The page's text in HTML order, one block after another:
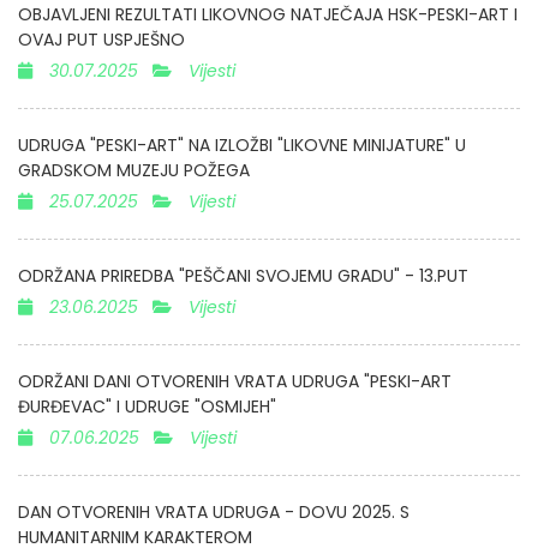
OBJAVLJENI REZULTATI LIKOVNOG NATJEČAJA HSK-PESKI-ART I
OVAJ PUT USPJEŠNO
30.07.2025
Vijesti
UDRUGA "PESKI-ART" NA IZLOŽBI "LIKOVNE MINIJATURE" U
GRADSKOM MUZEJU POŽEGA
25.07.2025
Vijesti
ODRŽANA PRIREDBA "PEŠČANI SVOJEMU GRADU" - 13.PUT
23.06.2025
Vijesti
ODRŽANI DANI OTVORENIH VRATA UDRUGA "PESKI-ART
ĐURĐEVAC" I UDRUGE "OSMIJEH"
07.06.2025
Vijesti
DAN OTVORENIH VRATA UDRUGA - DOVU 2025. S
HUMANITARNIM KARAKTEROM